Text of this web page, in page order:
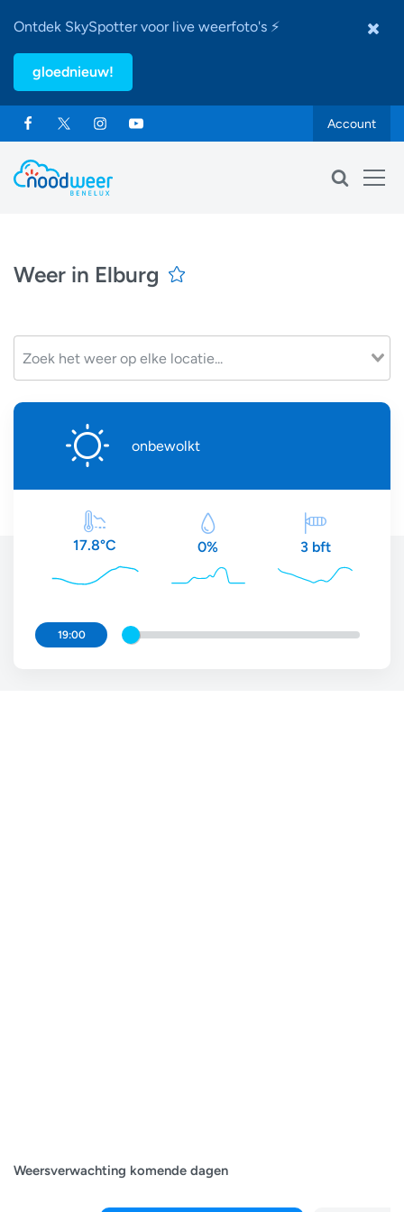
Ontdek SkySpotter voor live weerfoto's ⚡
gloednieuw!
Account
Weer in Elburg
onbewolkt
17.8°C 0% 3 bft
19:00
Weersverwachting komende dagen